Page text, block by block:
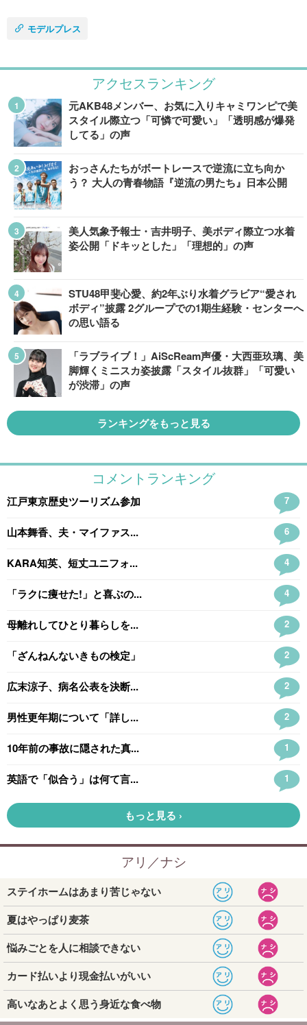
モデルプレス
アクセスランキング
元AKB48メンバー、お気に入りキャミワンピで美
スタイル際立つ「可憐で可愛い」「透明感が爆発
してる」の声
おっさんたちがボートレースで逆流に立ち向か
う？ 大人の青春物語『逆流の男たち』日本公開
美人気象予報士・吉井明子、美ボディ際立つ水着
姿公開「ドキッとした」「理想的」の声
STU48甲斐心愛、約2年ぶり水着グラビア“愛され
ボディ”披露 2グループでの1期生経験・センターへ
の思い語る
「ラブライブ！」AiScReam声優・大西亜玖璃、美
脚輝くミニスカ姿披露「スタイル抜群」「可愛い
が渋滞」の声
ランキングをもっと見る